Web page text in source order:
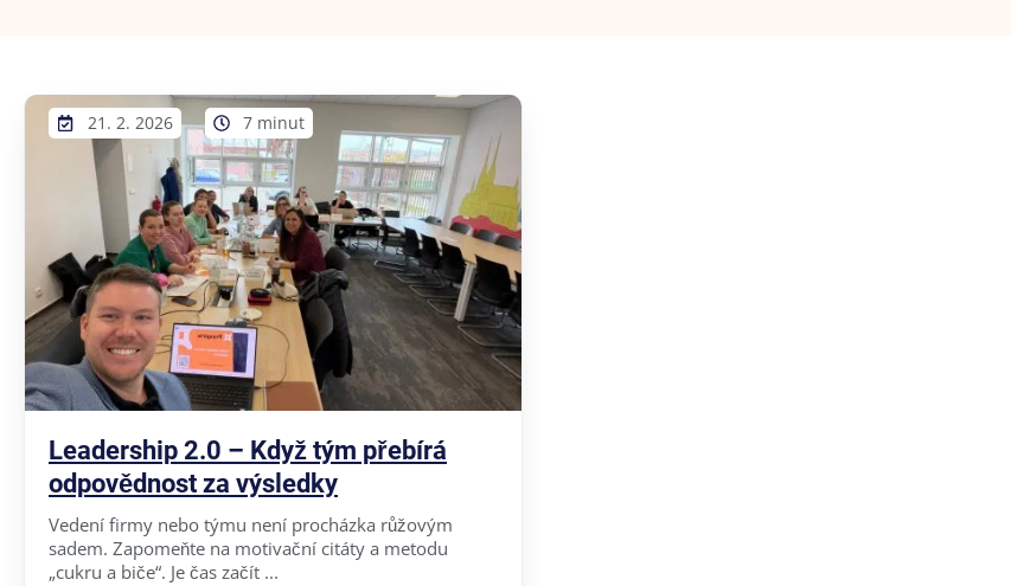
21. 2. 2026 7 minut
Leadership 2.0 – Když tým přebírá
odpovědnost za výsledky
Vedení firmy nebo týmu není procházka růžovým
sadem. Zapomeňte na motivační citáty a metodu
„cukru a biče“. Je čas začít ...